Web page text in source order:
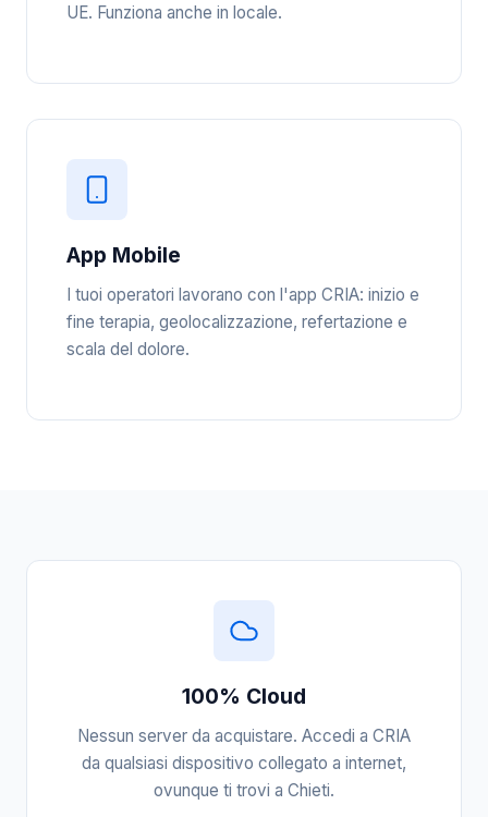
UE. Funziona anche in locale.
App Mobile
I tuoi operatori lavorano con l'app CRIA: inizio e
fine terapia, geolocalizzazione, refertazione e
scala del dolore.
100% Cloud
Nessun server da acquistare. Accedi a CRIA
da qualsiasi dispositivo collegato a internet,
ovunque ti trovi a Chieti.